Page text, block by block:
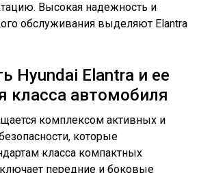
Высокая надежность и
обслуживания выделяют Elantra
Hyundai Elantra и ее
класса автомобиля
комплексом активных и
которые
класса компактных
передние и боковые